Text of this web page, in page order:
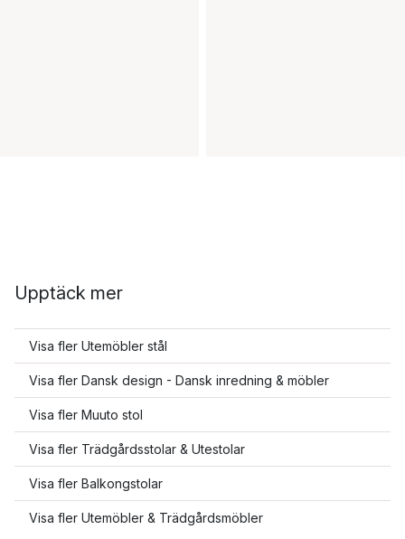
Upptäck mer
Visa fler Utemöbler stål
Visa fler Dansk design - Dansk inredning & möbler
Visa fler Muuto stol
Visa fler Trädgårdsstolar & Utestolar
Visa fler Balkongstolar
Visa fler Utemöbler & Trädgårdsmöbler